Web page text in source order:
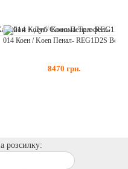
8470 грн.
розсилку: